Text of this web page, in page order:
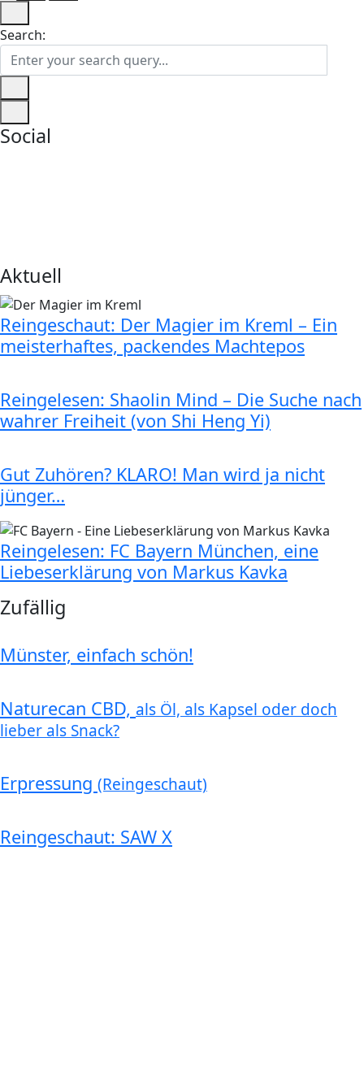
Search:
Social
Aktuell
Reingeschaut: Der Magier im Kreml – Ein
meisterhaftes, packendes Machtepos
Reingelesen: Shaolin Mind – Die Suche nach
wahrer Freiheit (von Shi Heng Yi)
Gut Zuhören? KLARO! Man wird ja nicht
jünger…
Reingelesen: FC Bayern München, eine
Liebeserklärung von Markus Kavka
Zufällig
Münster, einfach schön!
Naturecan CBD, als Öl, als Kapsel oder doch
lieber als Snack?
Erpressung (Reingeschaut)
Reingeschaut: SAW X